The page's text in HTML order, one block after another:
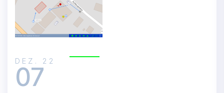
DEZ. 22
07